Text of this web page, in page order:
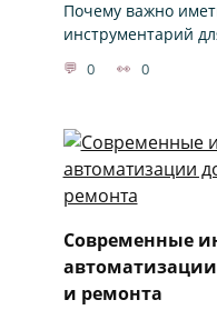
Почему важно
инструментарий
0 0
Современные
и ремонта